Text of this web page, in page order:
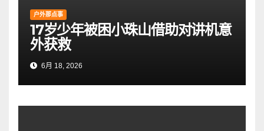
户外那点事
17岁少年被困小珠山借助对讲机意
外获救
6月 18, 2026